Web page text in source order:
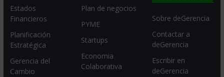
Estados
Financieros
Planificación
Estratégica
Gerencia del
Cambio
Plan de negocios
PYME
Startups
Economia
Colaborativa
Sobre deGerencia
Contactar a
deGerencia
Escribir en
deGerencia